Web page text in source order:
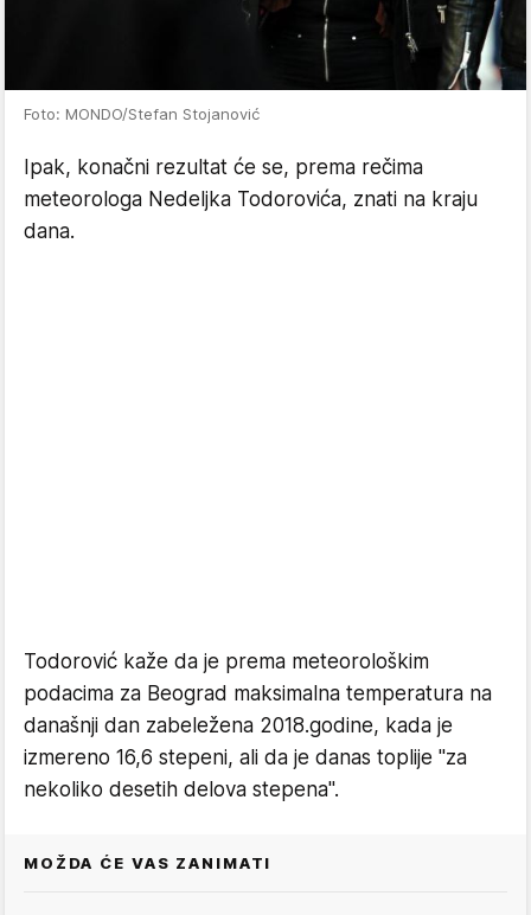
Foto: MONDO/Stefan Stojanović
Ipak, konačni rezultat će se, prema rečima
meteorologa Nedeljka Todorovića, znati na kraju
dana.
Todorović kaže da je prema meteorološkim
podacima za Beograd maksimalna temperatura na
današnji dan zabeležena 2018.godine, kada je
izmereno 16,6 stepeni, ali da je danas toplije ''za
nekoliko desetih delova stepena''.
MOŽDA ĆE VAS ZANIMATI